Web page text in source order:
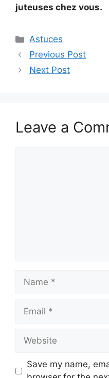
juteuses chez vous.
Categories
Astuces
Previous Post
Next Post
Leave a
Name
Email
Website
Save my name,